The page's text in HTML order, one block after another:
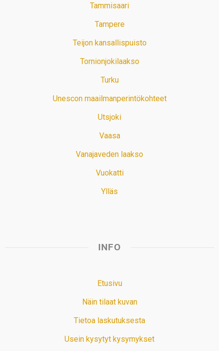
Tammisaari
Tampere
Teijon kansallispuisto
Tornionjokilaakso
Turku
Unescon maailmanperintökohteet
Utsjoki
Vaasa
Vanajaveden laakso
Vuokatti
Ylläs
INFO
Etusivu
Näin tilaat kuvan
Tietoa laskutuksesta
Usein kysytyt kysymykset